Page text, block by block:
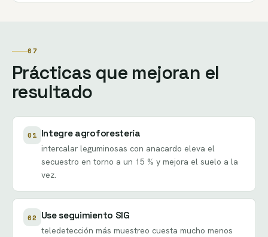
07
Prácticas que mejoran el
resultado
01 Integre agroforestería
intercalar leguminosas con anacardo eleva el
secuestro en torno a un 15 % y mejora el suelo a la
vez.
02 Use seguimiento SIG
teledetección más muestreo cuesta mucho menos